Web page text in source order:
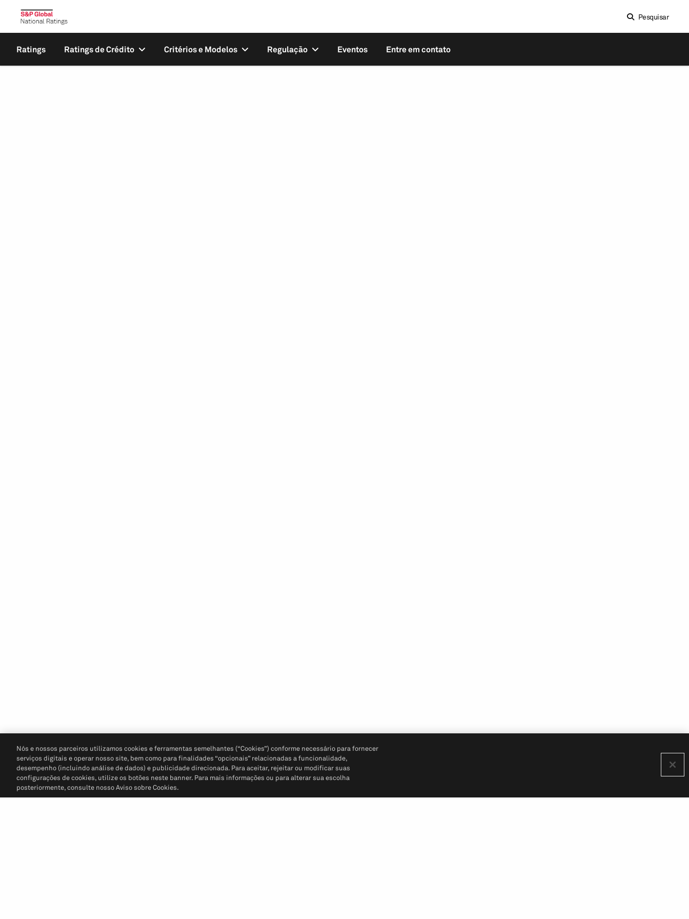
Pesquisar
Ratings Ratings de Crédito Critérios e Modelos Regulação Eventos Entre em contato
Nós e nossos parceiros utilizamos cookies e ferramentas semelhantes (“Cookies”) conforme necessário para fornecer
serviços digitais e operar nosso site, bem como para finalidades “opcionais” relacionadas a funcionalidade,
desempenho (incluindo análise de dados) e publicidade direcionada. Para aceitar, rejeitar ou modificar suas
configurações de cookies, utilize os botões neste banner. Para mais informações ou para alterar sua escolha
posteriormente, consulte nosso Aviso sobre Cookies.